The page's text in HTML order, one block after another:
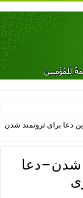
محبت شوهر
بخش
من اظهر الجمیل برای
مخصوص مستجاب الدعوه
بی خوابی کودکان
دعا برای ثروتمند شدن
شدن – دعا